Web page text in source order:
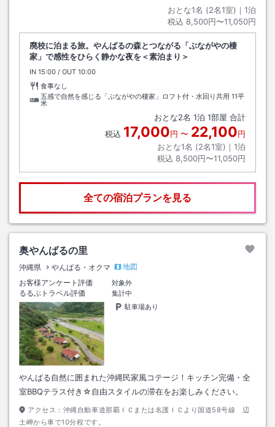
おとな1名 (2名1室)｜ 1泊
税込 8,500円〜11,050円
廃校に泊まる旅。やんばるの森とつながる「ぶながやの棲
家」で感性をひらく静かな夜を＜素泊まり＞
IN チェックイン
15:00 / OUT チェックアウト
10:00
食事なし
五感で自然を感じる「ぶながやの棲家」ロフト付・水回り共用 11平
米
おとな2名 1泊 1部屋 合計
税込 17,000円 〜 22,100円
おとな1名 (2名1室)｜ 1泊
税込 8,500円〜11,050円
全ての宿泊プランを見る
奥やんばるの里
沖縄県 やんばる・オクマ
地図
お客様アンケート評価
対象外
るるぶトラベル評価
集計中
駐車場あり
やんばる自然に囲まれた沖縄民家風コテージ！キッチン完備・全
室BBQテラス付き☆自由スタイルの滞在をお楽しみください。
アクセス： 沖縄自動車道那覇ＩＣまたは名護ＩＣより国道58号線 辺
土岬から車で10分程です。